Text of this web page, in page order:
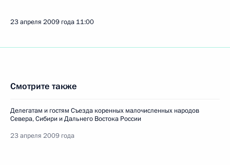
23 апреля 2009 года 11:00
Смотрите также
Делегатам и гостям Съезда коренных малочисленных народов
Севера, Сибири и Дальнего Востока России
23 апреля 2009 года